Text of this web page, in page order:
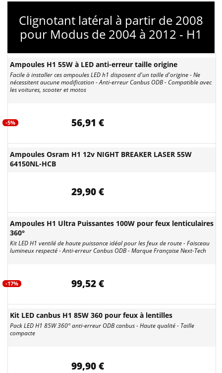
Clignotant latéral à partir de 2008
pour Modus de 2004 à 2012 - H1
Ampoules H1 55W à LED anti-erreur taille origine
Facile à installer ces ampoules LED h1 disposent d'un taille d'origine - Ne
nécessitent aucune modification - Anti-erreur Canbus ODB - Compatible avec
les voitures, scooter et motos
-5% 56,91 €
Ampoules Osram H1 12v NIGHT BREAKER LASER 55W
64150NL-HCB
29,90 €
Ampoules H1 Ultra Puissantes 100W pour feux lenticulaires
360°
Kit LED H1 ventilé de haute puissance idéal pour les feux de route - Faisceau
lumineux respecté - Anti-erreur Canbus ODB - Marque Française Next-Tech
-17% 99,52 €
Kit LED canbus H1 85W 360 pour feux à lentilles
Pack LED H1 85W 360° anti-erreur ODB canbus - Haute qualité - Taille
compacte
99,90 €